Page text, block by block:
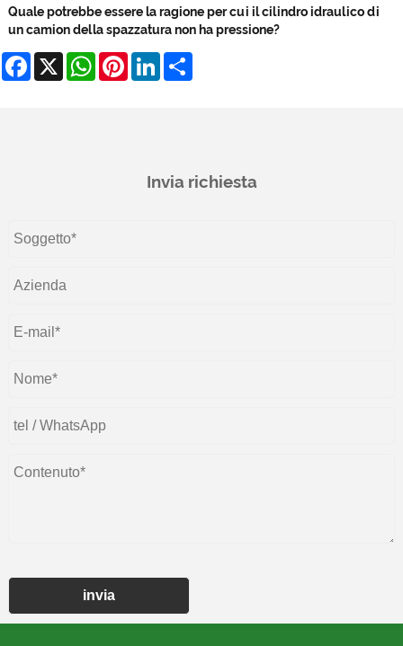
Quale potrebbe essere la ragione per cui il cilindro idraulico di
un camion della spazzatura non ha pressione?
Facebook
X WhatsApp
PinterestLinkedIn
Invia richiesta
invia